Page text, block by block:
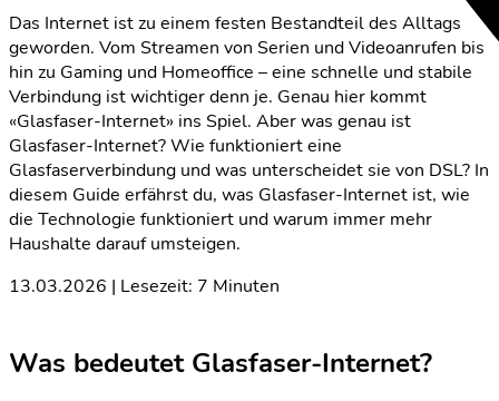
Das Internet ist zu einem festen Bestandteil des Alltags
geworden. Vom Streamen von Serien und Videoanrufen bis
hin zu Gaming und Homeoffice – eine schnelle und stabile
Verbindung ist wichtiger denn je. Genau hier kommt
«Glasfaser-Internet» ins Spiel. Aber was genau ist
Glasfaser-Internet? Wie funktioniert eine
Glasfaserverbindung und was unterscheidet sie von DSL? In
diesem Guide erfährst du, was Glasfaser-Internet ist, wie
die Technologie funktioniert und warum immer mehr
Haushalte darauf umsteigen.
13.03.2026 | Lesezeit: 7 Minuten
Was bedeutet Glasfaser-Internet?